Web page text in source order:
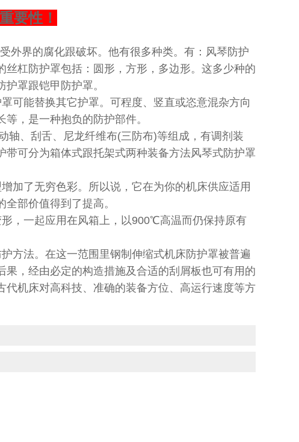
要性！
外界的腐化跟破坏。他有很多种类。有：风琴防护
杠防护罩包括：圆形，方形，多边形。这多少种的
护罩跟铠甲防护罩。
可能替换其它护罩。可程度、竖直或恣意混杂方向
等，是一种抱负的防护部件。
、刮舌、尼龙纤维布(三防布)等组成，有调剂装
可分为箱体式跟托架式两种装备方法风琴式防护罩
了无穷色彩。所以说，它在为你的机床供应适用
全部价值得到了提高。
，一起应用在风箱上，以900℃高温而仍保持原有
方法。在这一范围里钢制伸缩式机床防护罩被普遍
，经由必定的构造措施及合适的刮屑板也可有用的
代机床对高科技、准确的装备方位、高运行速度等方